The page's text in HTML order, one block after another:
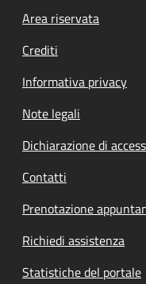
Footer menu
Area riservata
Crediti
Informativa privacy
Note legali
Dichiarazione di
Contatti
Prenotazione
Richiedi assistenza
Statistiche del portale